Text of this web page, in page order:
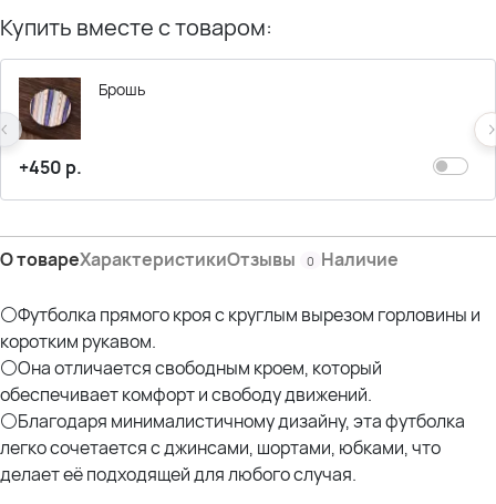
Купить вместе с товаром:
Брошь
+450 р.
О товареХарактеристикиОтзывы 0 Наличие
⚪Футболка прямого кроя с круглым вырезом горловины и
коротким рукавом.
⚪Она отличается свободным кроем, который
обеспечивает комфорт и свободу движений.
⚪Благодаря минималистичному дизайну, эта футболка
легко сочетается с джинсами, шортами, юбками, что
делает её подходящей для любого случая.